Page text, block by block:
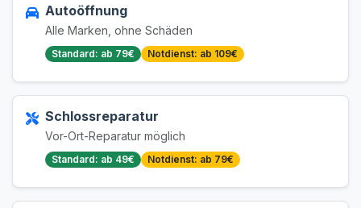
Autoöffnung
Alle Marken, ohne Schäden
Standard: ab 79€ Notdienst: ab 109€
Schlossreparatur
Vor-Ort-Reparatur möglich
Standard: ab 49€ Notdienst: ab 79€